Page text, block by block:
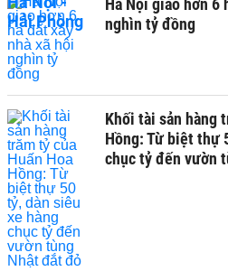
Hà Nội giao hơn 6
nghìn tỷ đồng
Khối tài sản hàng
Hồng: Từ biệt thự
chục tỷ đến vườn